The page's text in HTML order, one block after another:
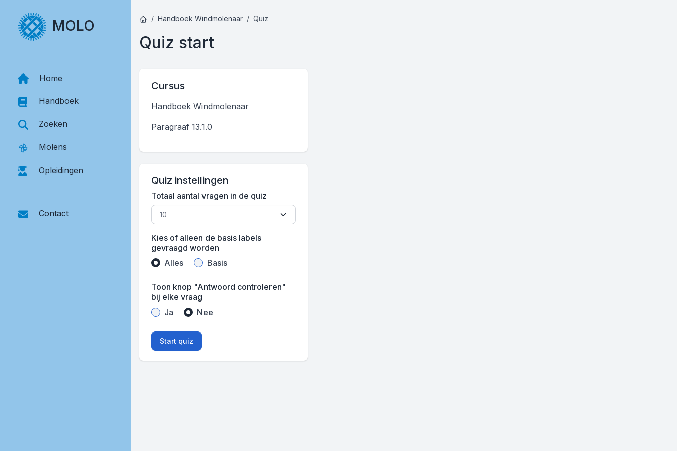
MOLO
Home
Handboek
Zoeken
Molens
Opleidingen
Contact
Handboek Windmolenaar Quiz
Quiz start
Cursus
Handboek Windmolenaar
Paragraaf 13.1.0
Quiz instellingen
Totaal aantal vragen in de quiz
Kies of alleen de basis labels
gevraagd worden
Alles
Basis
Toon knop "Antwoord controleren"
bij elke vraag
Ja
Nee
Start quiz